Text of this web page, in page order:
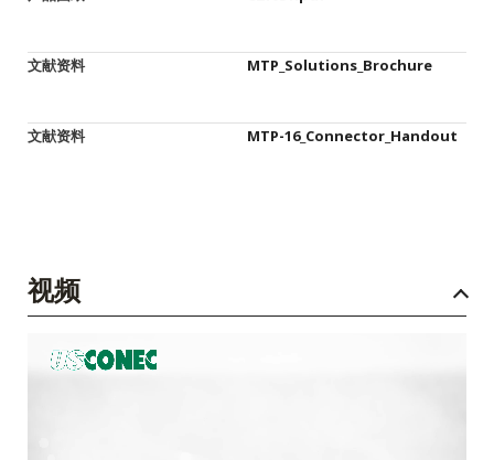
文献资料 MTP_Solutions_Brochure
文献资料 MTP-16_Connector_Handout
视频